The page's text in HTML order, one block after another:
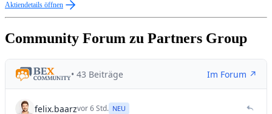
Aktiendetails öffnen
Community Forum zu Partners Group